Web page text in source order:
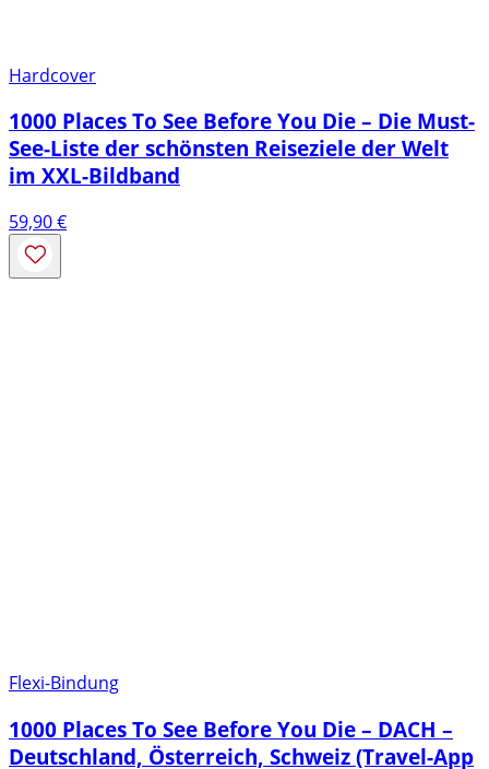
Hardcover
1000 Places To See Before You Die – Die Must-
See-Liste der schönsten Reiseziele der Welt
im XXL-Bildband
59,90€
Flexi-Bindung
1000 Places To See Before You Die – DACH –
Deutschland, Österreich, Schweiz (Travel-App